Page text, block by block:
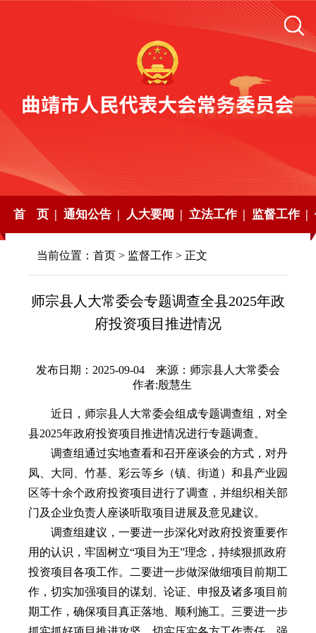
首 页 | 通知公告 | 人大要闻 | 立法工作 | 监督工作 |
当前位置： 首页 > 监督工作 > 正文
师宗县人大常委会专题调查全县2025年政
府投资项目推进情况
发布日期：2025-09-04 来源：师宗县人大常委会
作者:殷慧生
近日，师宗县人大常委会组成专题调查组，对全
县2025年政府投资项目推进情况进行专题调查。
调查组通过实地查看和召开座谈会的方式，对丹
凤、大同、竹基、彩云等乡（镇、街道）和县产业园
区等十余个政府投资项目进行了调查，并组织相关部
门及企业负责人座谈听取项目进展及意见建议。
调查组建议，一要进一步深化对政府投资重要作
用的认识，牢固树立“项目为王”理念，持续狠抓政府
投资项目各项工作。二要进一步做深做细项目前期工
作，切实加强项目的谋划、论证、申报及诸多项目前
期工作，确保项目真正落地、顺利施工。三要进一步